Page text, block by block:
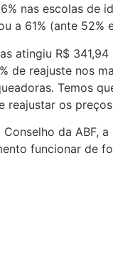
nas escolas de
a 61% (ante
atingiu R$
de reajuste nos
Temos
os
da ABF,
funcionar de